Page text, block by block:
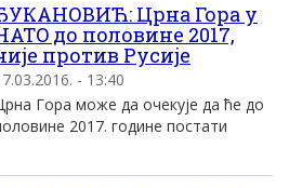
Црна Гора у
до половине 2017,
против Русиjе
- 13:40
Гора може да очекуjе да ће до
2017. године постати